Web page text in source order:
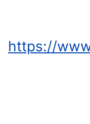
https://